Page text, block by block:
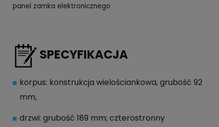
panel zamka elektronicznego
SPECYFIKACJA
korpus: konstrukcja wielościankowa, grubość 92
mm,
drzwi: grubość 189 mm; czterostronny